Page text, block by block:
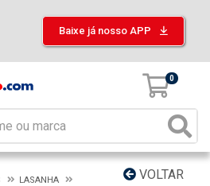
Baixe já nosso APP
0
VOLTAR
LASANHA